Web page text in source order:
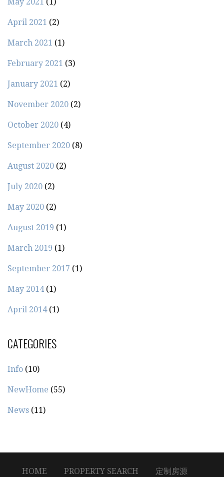
April 2021 (2)
March 2021 (1)
February 2021 (3)
January 2021 (2)
November 2020 (2)
October 2020 (4)
September 2020 (8)
August 2020 (2)
July 2020 (2)
May 2020 (2)
August 2019 (1)
March 2019 (1)
September 2017 (1)
May 2014(1)
April 2014(1)
CATEGORIES
Info (10)
NewHome (55)
News (11)
HOME PROPERTY SEARCH 定制房源